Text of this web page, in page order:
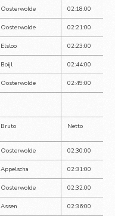
Oosterwolde 02:18:00
Oosterwolde 02:21:00
Elsloo 02:23:00
Boijl 02:44:00
Oosterwolde 02:49:00
Bruto Netto
Oosterwolde 02:30:00
Appelscha 02:31:00
Oosterwolde 02:32:00
Assen 02:36:00